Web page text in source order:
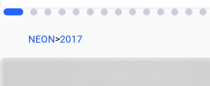
NEON>2017